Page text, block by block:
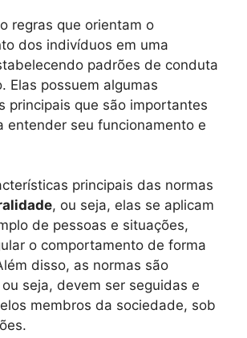
regras que orientam o
dos indivíduos em uma
padrões de conduta
Elas possuem algumas
principais que são importantes
entender seu funcionamento e
principais das normas
, ou seja, elas se aplicam
de pessoas e situações,
o comportamento de forma
disso, as normas são
ou seja, devem ser seguidas e
membros da sociedade, sob